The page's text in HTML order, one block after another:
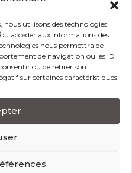
nous utilisons des technologies
accéder aux informations des
nous permettra de
de navigation ou les ID
ou de retirer son
sur certaines caractéristiques
d’évaluer
leur expérience
pédagogiques et
méthodologiques
observation et